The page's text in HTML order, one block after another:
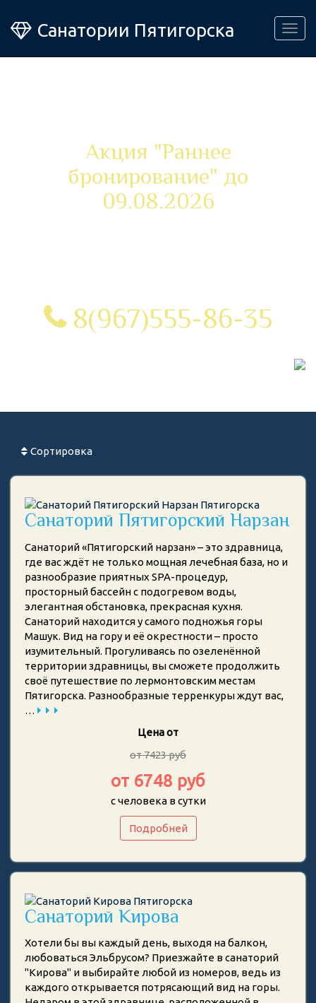
Санатории Пятигорска
Акция "Раннее
бронирование" до
09.08.2026
8(967)555-86-35
Сортировка
Санаторий Пятигорский Нарзан
Санаторий «Пятигорский нарзан» – это здравница,
где вас ждёт не только мощная лечебная база, но и
разнообразие приятных SPA-процедур,
просторный бассейн с подогревом воды,
элегантная обстановка, прекрасная кухня.
Санаторий находится у самого подножья горы
Машук. Вид на гору и её окрестности – просто
изумительный. Прогуливаясь по озеленённой
территории здравницы, вы сможете продолжить
своё путешествие по лермонтовским местам
Пятигорска. Разнообразные терренкуры ждут вас,
…
Цена от
от 7423 руб
от 6748 руб
с человека в сутки
Подробней
Санаторий Кирова
Хотели бы вы каждый день, выходя на балкон,
любоваться Эльбрусом? Приезжайте в санаторий
"Кирова" и выбирайте любой из номеров, ведь из
каждого открывается потрясающий вид на горы.